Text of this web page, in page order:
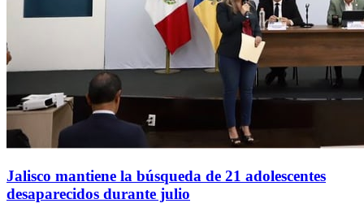
Jalisco mantiene la búsqueda de 21 adolescentes
desaparecidos durante julio